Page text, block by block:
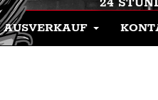
AUSVERKAUF